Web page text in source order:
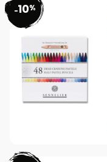
-10%